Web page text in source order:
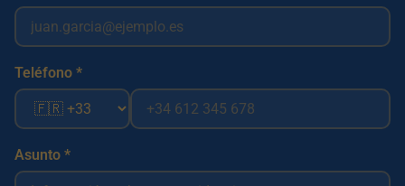
Teléfono *
Asunto *